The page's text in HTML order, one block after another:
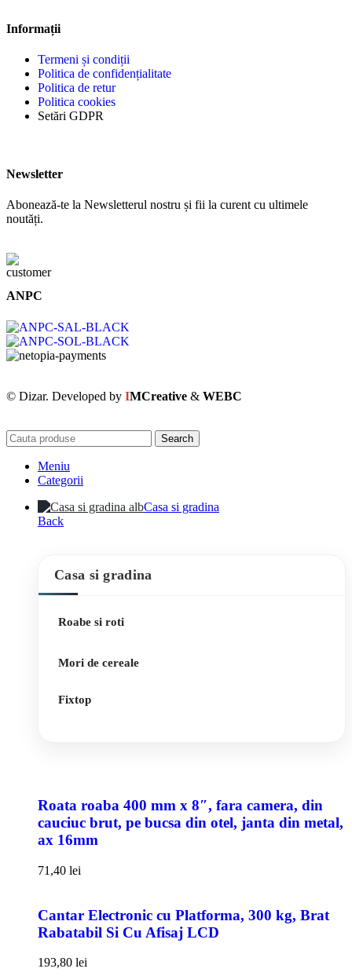
Informații
Termeni și condiții
Politica de confidențialitate
Politica de retur
Politica cookies
Setări GDPR
Newsletter
Abonează-te la Newsletterul nostru și fii la curent cu ultimele
noutăți.
ANPC
© Dizar. Developed by IMCreative & WEBC
Search
Meniu
Categorii
Casa si gradina
Back
Casa si gradina
Roabe si roti
Mori de cereale
Fixtop
Roata roaba 400 mm x 8″, fara camera, din
cauciuc brut, pe bucsa din otel, janta din metal,
ax 16mm
71,40 lei
Cantar Electronic cu Platforma, 300 kg, Brat
Rabatabil Si Cu Afisaj LCD
193,80 lei